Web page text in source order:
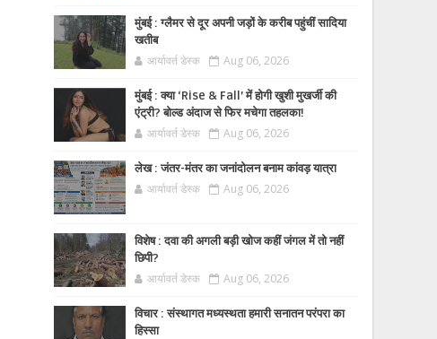
मुंबई : ग्लैमर से दूर अपनी जड़ों के करीब पहुंचीं सादिया
खतीब
आर्यावर्त डेस्क Aug 06, 2026
मुंबई : क्या ‘Rise & Fall’ में होगी खुशी मुखर्जी की
एंट्री? बोल्ड अंदाज से फिर मचेगा तहलका!
आर्यावर्त डेस्क Aug 06, 2026
लेख : जंतर-मंतर का जनांदोलन बनाम कांवड़ यात्रा
आर्यावर्त डेस्क Aug 06, 2026
विशेष : दवा की अगली बड़ी खोज कहीं जंगल में तो नहीं
छिपी?
आर्यावर्त डेस्क Aug 06, 2026
विचार : संस्थागत मध्यस्थता हमारी सनातन परंपरा का
हिस्सा